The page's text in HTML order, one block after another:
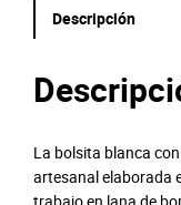
a
b
a
n
c
Descripción
La bolsita blanca
artesanal elaborada